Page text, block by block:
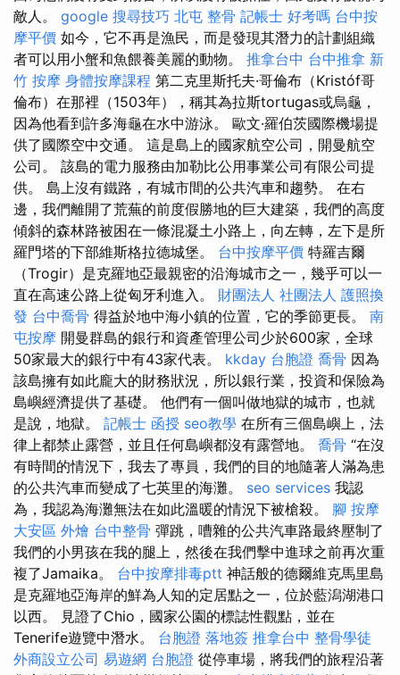
敵人。 google 搜尋技巧 北屯 整骨 記帳士 好考嗎 台中按
摩平價 如今，它不再是漁民，而是發現其潛力的計劃組織
者可以用小蟹和魚餵養美麗的動物。 推拿台中 台中推拿 新
竹 按摩 身體按摩課程 第二克里斯托夫·哥倫布（Kristóf哥
倫布）在那裡（1503年），稱其為拉斯tortugas或烏龜，
因為他看到許多海龜在水中游泳。 歐文·羅伯茨國際機場提
供了國際空中交通。 這是島上的國家航空公司，開曼航空
公司。 該島的電力服務由加勒比公用事業公司有限公司提
供。 島上沒有鐵路，有城市間的公共汽車和趨勢。 在右
邊，我們離開了荒蕪的前度假勝地的巨大建築，我們的高度
傾斜的森林路被困在一條混凝土小路上，向左轉，左下是所
羅門塔的下部維斯格拉德城堡。 台中按摩平價 特羅吉爾
（Trogir）是克羅地亞最親密的沿海城市之一，幾乎可以一
直在高速公路上從匈牙利進入。 財團法人 社團法人 護照換
發 台中喬骨 得益於地中海小鎮的位置，它的季節更長。 南
屯按摩 開曼群島的銀行和資產管理公司少於600家，全球
50家最大的銀行中有43家代表。 kkday 台胞證 喬骨 因為
該島擁有如此龐大的財務狀況，所以銀行業，投資和保險為
島嶼經濟提供了基礎。 他們有一個叫做地獄的城市，也就
是說，地獄。 記帳士 函授 seo教學 在所有三個島嶼上，法
律上都禁止露營，並且任何島嶼都沒有露營地。 喬骨 “在沒
有時間的情況下，我去了專員，我們的目的地隨著人滿為患
的公共汽車而變成了七英里的海灘。 seo services 我認
為，我認為海灘無法在如此溫暖的情況下被槍殺。 腳 按摩
大安區 外燴 台中整骨 彈跳，嘈雜的公共汽車路最終壓制了
我們的小男孩在我的腿上，然後在我們擊中進球之前再次重
複了Jamaika。 台中按摩排毒ptt 神話般的德爾維克馬里島
是克羅地亞海岸的鮮為人知的定居點之一，位於藍潟湖港口
以西。 見證了Chio，國家公園的標誌性觀點，並在
Tenerife遊覽中潛水。 台胞證 落地簽 推拿台中 整骨學徒
外商設立公司 易遊網 台胞證 從停車場，將我們的旅程沿著